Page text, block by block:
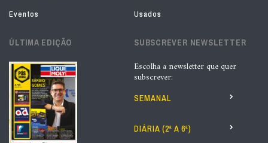
Eventos
Usados
ÚLTIMA EDIÇÃO SUBSCREVER NEWSLETTER
Escolha a newsletter que quer
subscrever:
SEMANAL
DIÁRIA (2ª A 6ª)